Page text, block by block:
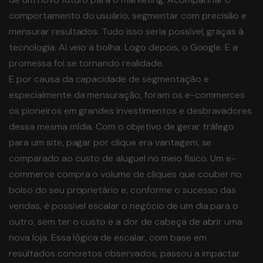
comportamento do usuário, segmentar com precisão e
mensurar resultados. Tudo isso seria possível, graças à
tecnologia. Aí veio a bolha. Logo depois, o Google. E a
promessa foi se tornando realidade.
E por causa da capacidade de segmentação e
especialmente da mensuração, foram os e-commerces
os pioneiros em grandes investimentos e desbravadores
dessa mesma mídia. Com o objetivo de gerar tráfego
para um site, pagar por clique era vantagem, se
comparado ao custo de aluguel no meio físico. Um e-
commerce compra o volume de cliques que couber no
bolso do seu proprietário e, conforme o sucesso das
vendas, é possível escalar o negócio de um dia para o
outro, sem ter o custo e a dor de cabeça de abrir uma
nova loja. Essa lógica de escalar, com base em
resultados concretos observados, passou a impactar